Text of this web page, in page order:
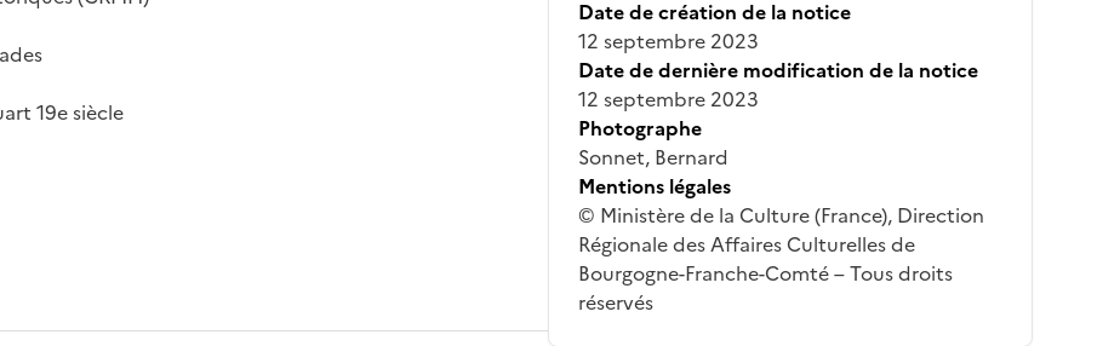
19e siècle
Date de création de la notice
12 septembre 2023
Date de dernière modification de la notice
12 septembre 2023
Photographe
Sonnet, Bernard
Mentions légales
© Ministère de la Culture (France), Direction
Régionale des Affaires Culturelles de
Bourgogne-Franche-Comté – Tous droits
réservés